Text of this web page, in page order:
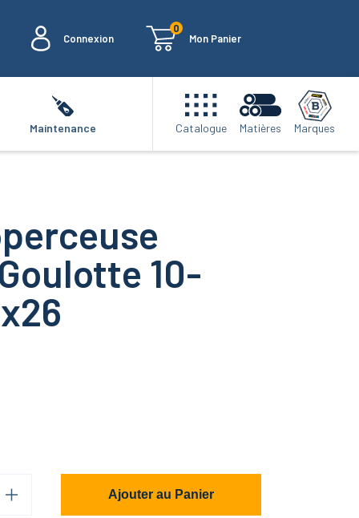
Connexion
0
Mon Panier
Maintenance Catalogue Matières Marques
10-
Ajouter au Panier